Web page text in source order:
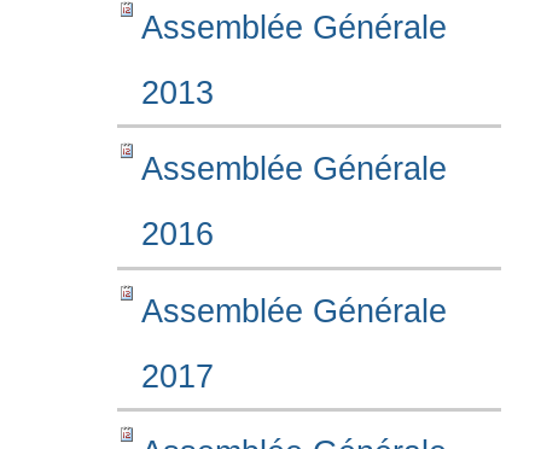
Assemblée Générale
2013
Assemblée Générale
2016
Assemblée Générale
2017